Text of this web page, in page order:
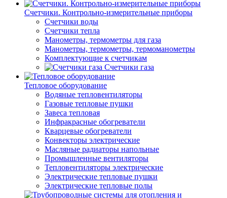
Счетчики. Контрольно-измерительные приборы
Счетчики воды
Счетчики тепла
Манометры, термометры для газа
Манометры, термометры, термоманометры
Комплектующие к счетчикам
Счетчики газа
Тепловое оборудование
Водяные тепловентиляторы
Газовые тепловые пушки
Завеса тепловая
Инфракрасные обогреватели
Кварцевые обогреватели
Конвекторы электрические
Масляные радиаторы напольные
Промышленные вентиляторы
Тепловентиляторы электрические
Электрические тепловые пушки
Электрические тепловые полы